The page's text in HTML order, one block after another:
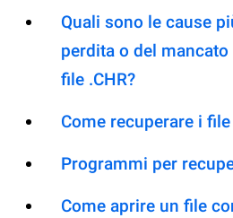
Quali sono le cause
perdita o del
file .CHR?
Come recuperare i
Programmi per
Come aprire un file